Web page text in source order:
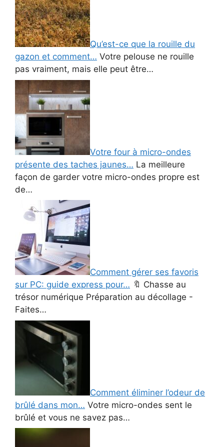
Qu’est-ce que la rouille du
gazon et comment… Votre pelouse ne rouille
pas vraiment, mais elle peut être…
Votre four à micro-ondes
présente des taches jaunes… La meilleure
façon de garder votre micro-ondes propre est
de…
Comment gérer ses favoris
sur PC: guide express pour… 🔖 Chasse au
trésor numérique Préparation au décollage -
Faites…
Comment éliminer l’odeur de
brûlé dans mon… Votre micro-ondes sent le
brûlé et vous ne savez pas…